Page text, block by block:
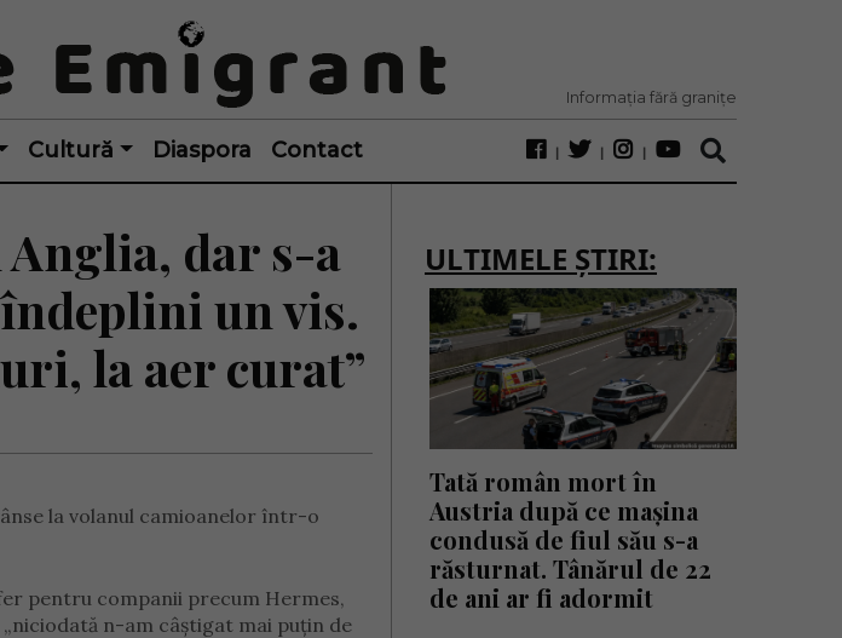
Informația fără granițe
Cultură Diaspora Contact
Anglia, dar s-a
un vis.
la aer curat”
la volanul camioanelor într-o
pentru companii precum Hermes,
„niciodată n-am câștigat mai puțin de
ULTIMELE ȘTIRI:
Tată român mort în
Austria după ce mașina
condusă de fiul său s-a
răsturnat. Tânărul de 22
de ani ar fi adormit